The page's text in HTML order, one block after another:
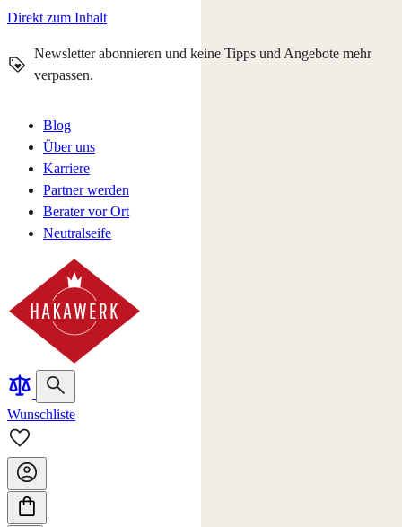
Direkt zum Inhalt
Newsletter abonnieren und keine Tipps und Angebote mehr
verpassen.
Blog
Über uns
Karriere
Partner werden
Berater vor Ort
Neutralseife
Wunschliste